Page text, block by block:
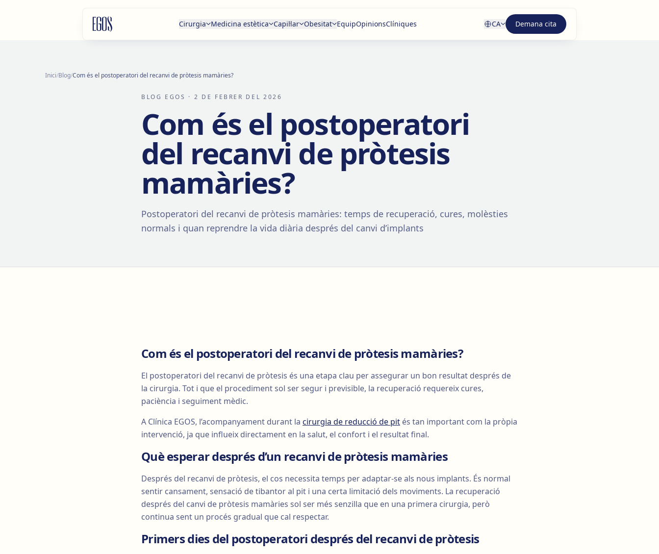
Cirurgia Medicina estètica Capil·lar Obesitat EquipOpinionsClíniques CA Demana cita
Inici/Blog/Com és el postoperatori del recanvi de pròtesis mamàries?
BLOG EGOS · 2 DE FEBRER DEL 2026
Com és el postoperatori
del recanvi de pròtesis
mamàries?
Postoperatori del recanvi de pròtesis mamàries: temps de recuperació, cures, molèsties
normals i quan reprendre la vida diària després del canvi d’implants
Com és el postoperatori del recanvi de pròtesis mamàries?
El postoperatori del recanvi de pròtesis és una etapa clau per assegurar un bon resultat després de
la cirurgia. Tot i que el procediment sol ser segur i previsible, la recuperació requereix cures,
paciència i seguiment mèdic.
A Clínica EGOS, l’acompanyament durant la cirurgia de reducció de pit és tan important com la pròpia
intervenció, ja que influeix directament en la salut, el confort i el resultat final.
Què esperar després d’un recanvi de pròtesis mamàries
Després del recanvi de pròtesis, el cos necessita temps per adaptar-se als nous implants. És normal
sentir cansament, sensació de tibantor al pit i una certa limitació dels moviments. La recuperació
després del canvi de pròtesis mamàries sol ser més senzilla que en una primera cirurgia, però
continua sent un procés gradual que cal respectar.
Primers dies del postoperatori després del recanvi de pròtesis